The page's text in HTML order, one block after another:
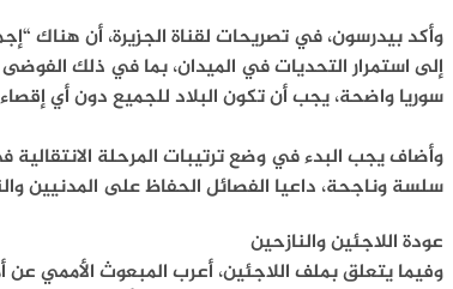
وأكد بيدرسون، في تصريحات لقناة الجزيرة، أن هناك
إلى استمرار التحديات في الميدان، بما في ذلك
سوريا واضحة، يجب أن تكون البلاد للجميع دون أي
وأضاف يجب البدء في وضع ترتيبات المرحلة
سلسة وناجحة، داعيا الفصائل الحفاظ على المدنيين
عودة اللاجئين والنازحين
وفيما يتعلق بملف اللاجئين، أعرب المبعوث الأممي عن